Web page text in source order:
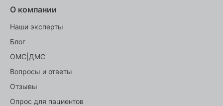
О компании
Наши эксперты
Блог
ОМС|ДМС
Вопросы и ответы
Отзывы
Опрос для пациентов